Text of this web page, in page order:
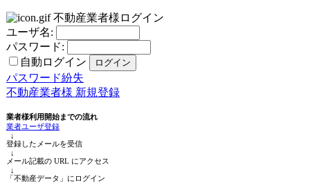
不動産業者様ログイン
ユーザ名:
パスワード:
自動ログイン
パスワード紛失
不動産業者様 新規登録
業者様利用開始までの流れ
業者ユーザ登録
↓
登録したメールを受信
↓
メール記載の URL にアクセス
↓
「不動産データ」にログイン